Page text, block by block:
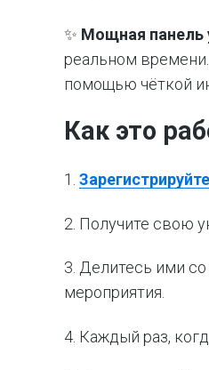
✨ Мощная панель
реальном
помощью чёткой
Как это
1.
2. Получите свою
3. Делитесь ими
мероприятия.
4. Каждый раз,